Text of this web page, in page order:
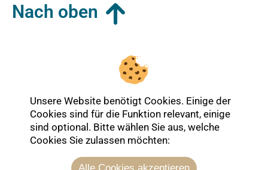
Nach oben
Unsere Website benötigt Cookies. Einige der
Cookies sind für die Funktion relevant, einige
sind optional. Bitte wählen Sie aus, welche
Cookies Sie zulassen möchten: